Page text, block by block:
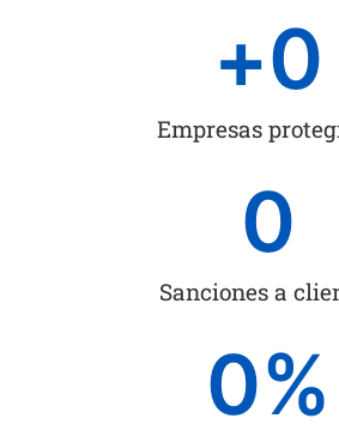
Empresas
+0
Sanciones a
0
0%